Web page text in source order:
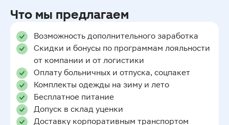
Что мы предлагаем
Возможность дополнительного заработка
Скидки и бонусы по программам лояльности
от компании и от логистики
Оплату больничных и отпуска, соцпакет
Комплекты одежды на зиму и лето
Бесплатное питание
Допуск в склад уценки
Доставку корпоративным транспортом